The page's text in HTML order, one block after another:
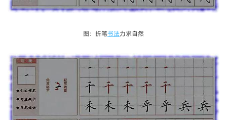
图：折笔书法力求自然